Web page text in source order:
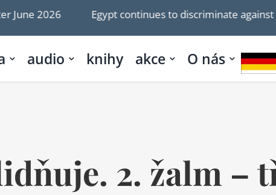
Egypt continues to discriminate against minorities,
audio knihy akce O nás
2. žalm –